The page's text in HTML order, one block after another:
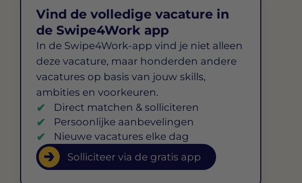
Vind de volledige vacature in
de Swipe4Work app
In de Swipe4Work-app vind je niet alleen
deze vacature, maar honderden andere
vacatures op basis van jouw skills,
ambities en voorkeuren.
Direct matchen & solliciteren
Persoonlijke aanbevelingen
Nieuwe vacatures elke dag
Solliciteer via de gratis app